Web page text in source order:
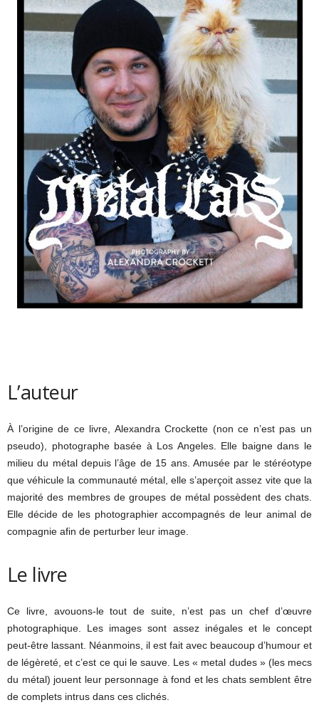
L’auteur
À l’origine de ce livre, Alexandra Crockette (non ce n’est pas un
pseudo), photographe basée à Los Angeles. Elle baigne dans le
milieu du métal depuis l’âge de 15 ans. Amusée par le stéréotype
que véhicule la communauté métal, elle s’aperçoit assez vite que la
majorité des membres de groupes de métal possèdent des chats.
Elle décide de les photographier accompagnés de leur animal de
compagnie afin de perturber leur image.
Le livre
Ce livre, avouons-le tout de suite, n’est pas un chef d’œuvre
photographique. Les images sont assez inégales et le concept
peut-être lassant. Néanmoins, il est fait avec beaucoup d’humour et
de légèreté, et c’est ce qui le sauve. Les « metal dudes » (les mecs
du métal) jouent leur personnage à fond et les chats semblent être
de complets intrus dans ces clichés.